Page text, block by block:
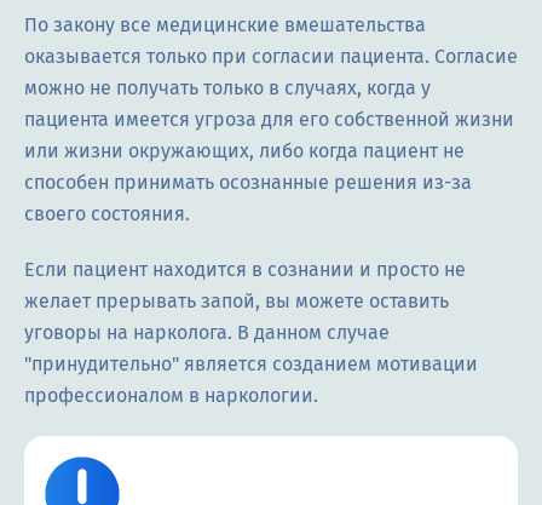
По закону все медицинские вмешательства
оказывается только при согласии пациента. Согласие
можно не получать только в случаях, когда у
пациента имеется угроза для его собственной жизни
или жизни окружающих, либо когда пациент не
способен принимать осознанные решения из-за
своего состояния.
Если пациент находится в сознании и просто не
желает прерывать запой, вы можете оставить
уговоры на нарколога. В данном случае
"принудительно" является созданием мотивации
профессионалом в наркологии.